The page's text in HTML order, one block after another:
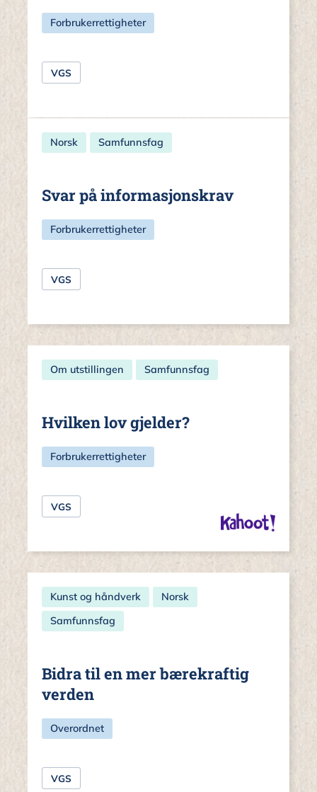
Forbrukerrettigheter
VGS
Norsk Samfunnsfag
Svar på informasjonskrav
Forbrukerrettigheter
VGS
Om utstillingen Samfunnsfag
Hvilken lov gjelder?
Forbrukerrettigheter
VGS
Kunst og håndverk
Norsk
Samfunnsfag
Bidra til en mer bærekraftig
verden
Overordnet
VGS